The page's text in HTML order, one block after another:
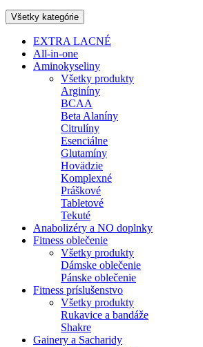
Všetky kategórie
EXTRA LACNÉ
All-in-one
Aminokyseliny
Všetky produkty
Arginíny
BCAA
Beta Alaníny
Citrulíny
Esenciálne
Glutamíny
Hovädzie
Komplexné
Práškové
Tabletové
Tekuté
Anabolizéry a NO doplnky
Fitness oblečenie
Všetky produkty
Dámske oblečenie
Pánske oblečenie
Fitness príslušenstvo
Všetky produkty
Rukavice a bandáže
Shakre
Gainery a Sacharidy